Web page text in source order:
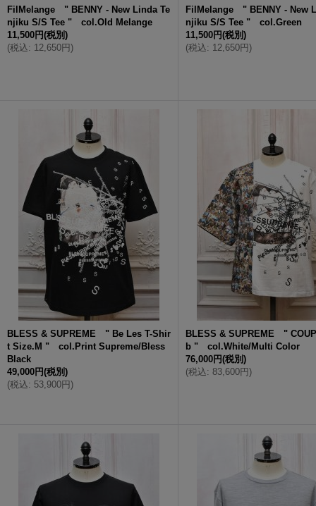
FilMelange " BENNY - New Linda Te
njiku S/S Tee " col.Old Melange
11,500円(税別)
(税込: 12,650円)
FilMelange " BENNY - New
njiku S/S Tee " col.Green
11,500円(税別)
(税込: 12,650円)
BLESS & SUPREME " Be Les T-Shir
t Size.M " col.Print Supreme/Bless
Black
49,000円(税別)
(税込: 53,900円)
BLESS & SUPREME "
b " col.White/Multi Color
76,000円(税別)
(税込: 83,600円)